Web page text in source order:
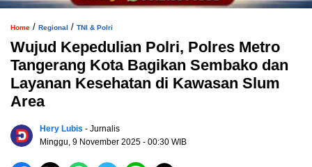
Home / Regional / TNI & Polri
Wujud Kepedulian Polri, Polres Metro
Tangerang Kota Bagikan Sembako dan
Layanan Kesehatan di Kawasan Slum
Area
Hery Lubis - Jurnalis
Minggu, 9 November 2025 - 00:30 WIB